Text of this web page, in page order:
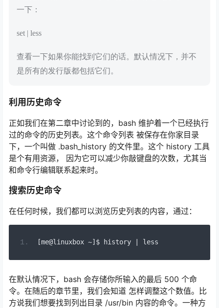
一下：
set | less
查看一下如果你能找到它们的话。默认情况下，并不
是所有的发行版都包括它们。
利用历史命令
正如我们在第二章中讨论到的，bash 维护着一个已经执行
过的命令的历史列表。这个命令列表 被保存在你家目录
下，一个叫做 .bash_history 的文件里。这个 history 工具
是个有用资源， 因为它可以减少你敲键盘的次数，尤其当
和命令行编辑联系起来时。
搜索历史命令
在任何时候，我们都可以浏览历史列表的内容，通过：
[me@linuxbox ~] $ history less
在默认情况下，bash 会存储你所输入的最后 500 个命
令。在随后的章节里，我们会知道 怎样调整这个数值。比
方说我们想要找到列出目录 /usr/bin 内容的命令。一种方